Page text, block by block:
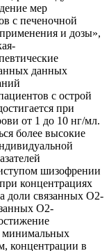
мер
с печеночной
и дозы»,
данных
с острой
при
от 1 до 10 нг/мл.
более высокие
шизофрении
концентрациях
доли связанных О2-
О2-
минимальных
концентрации в